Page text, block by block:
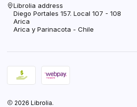
Librolia address
Diego Portales 157. Local 107 - 108
Arica
Arica y Parinacota - Chile
2026 Librolia.